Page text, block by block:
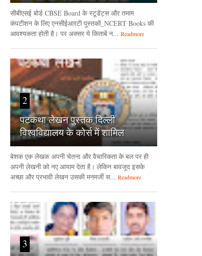
सीबीएसई बोर्ड CBSE Board के स्टूडेंट्स और तमाम
कंपटीशन के लिए एनसीईआरटी पुस्तकों_NCERT Books की
आवश्यकता होती है। पर अक्सर ये किताबें न... Readmore
2
पटकथा लेखन पुस्तक दिल्ली
विश्वविद्यालय के कोर्स में शामिल
बेशक एक लेखक अपनी चेतना और वैचारिकता के बल पर ही
अपनी लेखनी को नए आयाम देता है। लेकिन बावजूद इसके
अच्छा और प्रभावी लेखन उसकी मनमर्जी स... Readmore
3